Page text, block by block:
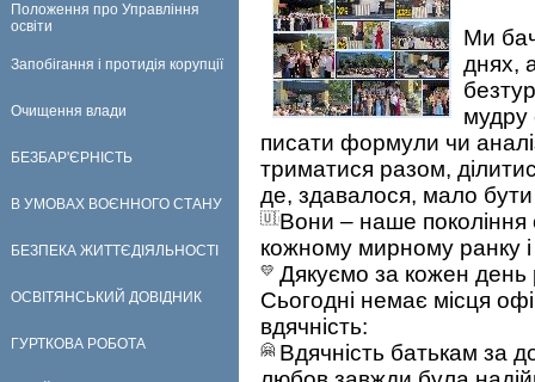
Положення про Управління
освіти
Запобігання і протидія корупції
Очищення влади
БЕЗБАР'ЄРНІСТЬ
В УМОВАХ ВОЄННОГО СТАНУ
БЕЗПЕКА ЖИТТЄДІЯЛЬНОСТІ
ОСВІТЯНСЬКИЙ ДОВІДНИК
ГУРТКОВА РОБОТА
Ми
днях,
мудру
писати формули чи
триматися разом,
де, здавалося, мало
Вони – наше покоління
кожному мирному ранку і
Дякуємо за кожен день
Сьогодні немає місця
вдячність:
Вдячність батькам за